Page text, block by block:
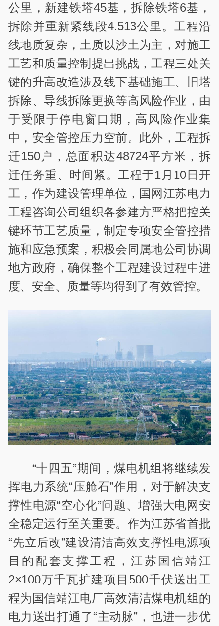
公里，新建铁塔45基，拆除铁塔6基，
拆除并重新紧线段4.513公里。工程沿
线地质复杂，土质以沙土为主，对施工
工艺和质量控制提出挑战，工程三处关
键的升高改造涉及线下基础施工、旧塔
拆除、导线拆除更换等高风险作业，由
于受限于停电窗口期，高风险作业集
中，安全管控压力空前。此外，工程拆
迁150户，总面积达48724平方米，拆
迁任务重、时间紧。工程于1月10日开
工，作为建设管理单位，国网江苏电力
工程咨询公司组织各参建方严格把控关
键环节工艺质量，制定专项安全管控措
施和应急预案，积极会同属地公司协调
地方政府，确保整个工程建设过程中进
度、安全、质量等均得到了有效管控。
“十四五”期间，煤电机组将继续发
挥电力系统“压舱石”作用，对于解决支
撑性电源“空心化”问题、增强大电网安
全稳定运行至关重要。作为江苏省首批
“先立后改”建设清洁高效支撑性电源项
目的配套支撑工程，江苏国信靖江
2×100万千瓦扩建项目500千伏送出工
程为国信靖江电厂高效清洁煤电机组的
电力送出打通了“主动脉”，也进一步优